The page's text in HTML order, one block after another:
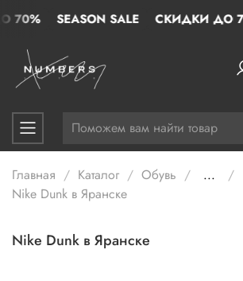
SEASON SALE СКИДКИ ДО 70%
Главная Каталог Обувь
...
Nike Dunk в Яранске
Nike Dunk в Яранске